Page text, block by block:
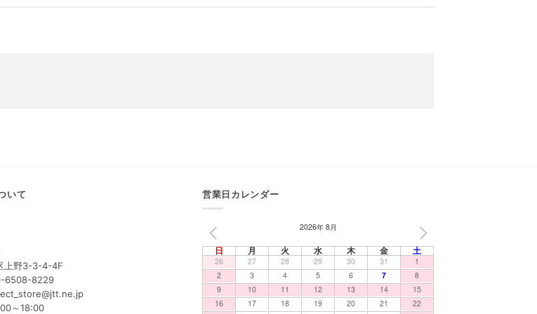
いて
上野3-3-4-4F
6508-8229
～18:00
営業日カレンダー
2026年 8月
日 月 火 水 木 金 土
26 27 28 29 30 31
1
2
3 4 5 6 7
8
9
10 11 12 13 14
15
16
17 18 19 20 21
22